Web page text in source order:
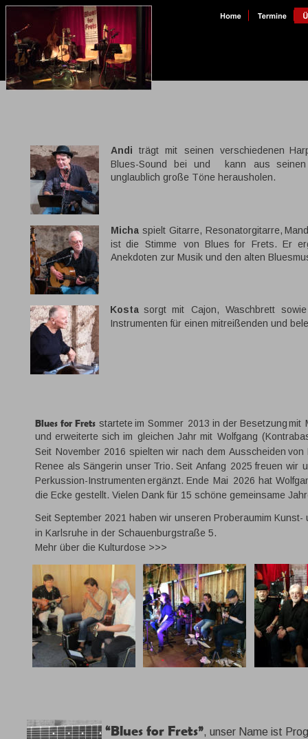
Micha spielt Gitarre, Resonatorgitarre,
ist die Stimme von Blues for Frets. Er
Anekdoten zur Musik und den alten
“Blues for Frets”, unser Name ist
Andi trägt mit seinen verschiedenen
Blues-Sound
bei und kann aus
seinen
unglaublich große Töne herausholen.
Blues for Frets starteteim Sommer 2013 in der Besetzung mit
und erweiterte sich im gleichen Jahr mit Wolfgang
Seit November 2016 spielten wir nach dem Ausscheiden von
Renee als Sängerin unser Trio. Seit Anfang 2025 freuen wir
Perkussion-Instrumenten ergänzt. Ende Mai 2026 hat
die Ecke gestellt. Vielen Dank für 15 schöne gemeinsame
Seit September 2021 haben wir unseren Proberaumim
in Karlsruhe in der Schauenburgstraße 5.
Mehr über die Kulturdose >>>
Kosta sorgt mit Cajon, Waschbrett sowie
Instrumenten für einen mitreißenden und